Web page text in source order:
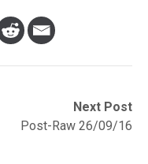
Next Post
Post-Raw 26/09/16